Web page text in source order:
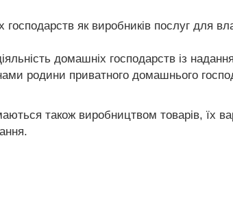
як виробників послуг для
домашніх господарств із
родини приватного домашнього
також виробництвом товарів, їх